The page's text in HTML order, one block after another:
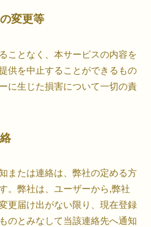
変更等
ことなく、本サービスの内容を
供を中止することができるもの
に生じた損害について一切の責
または連絡は、弊社の定める方
。弊社は、ユーザーから,弊社
更届け出がない限り、現在登録
のとみなして当該連絡先へ通知